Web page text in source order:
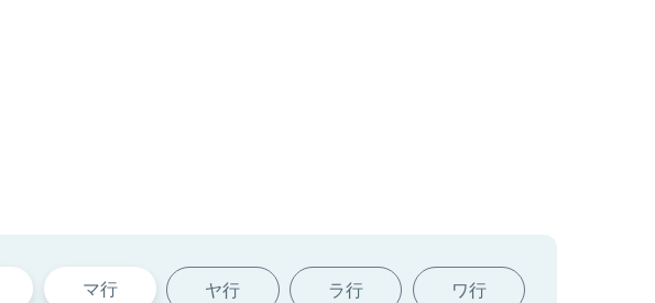
マ行 ヤ行 ラ行 ワ行